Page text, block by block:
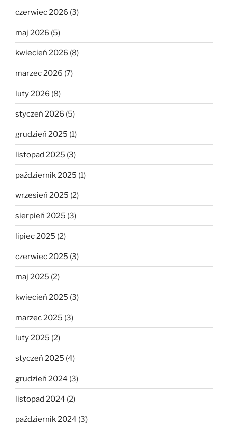
czerwiec 2026 (3)
maj 2026 (5)
kwiecień 2026 (8)
marzec 2026 (7)
luty 2026 (8)
styczeń 2026 (5)
grudzień 2025 (1)
listopad 2025 (3)
październik 2025 (1)
wrzesień 2025 (2)
sierpień 2025 (3)
lipiec 2025 (2)
czerwiec 2025 (3)
maj 2025 (2)
kwiecień 2025 (3)
marzec 2025 (3)
luty 2025 (2)
styczeń 2025 (4)
grudzień 2024 (3)
listopad 2024 (2)
październik 2024 (3)